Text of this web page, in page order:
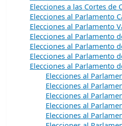
Elecciones a las Cortes de
Elecciones al Parlamento
Elecciones al Parlamento
Elecciones al Parlamento
Elecciones al Parlamento
Elecciones al Parlamento
Elecciones al Parlamento
Elecciones al
Elecciones al
Elecciones al
Elecciones al
Elecciones al